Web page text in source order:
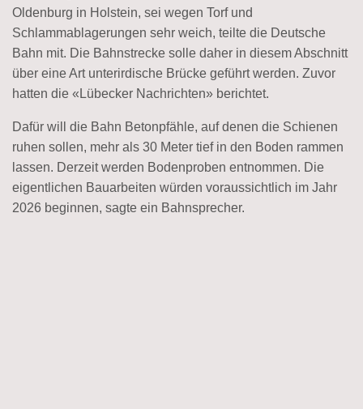
Oldenburg in Holstein, sei wegen Torf und
Schlammablagerungen sehr weich, teilte die Deutsche
Bahn mit. Die Bahnstrecke solle daher in diesem Abschnitt
über eine Art unterirdische Brücke geführt werden. Zuvor
hatten die «Lübecker Nachrichten» berichtet.
Dafür will die Bahn Betonpfähle, auf denen die Schienen
ruhen sollen, mehr als 30 Meter tief in den Boden rammen
lassen. Derzeit werden Bodenproben entnommen. Die
eigentlichen Bauarbeiten würden voraussichtlich im Jahr
2026 beginnen, sagte ein Bahnsprecher.